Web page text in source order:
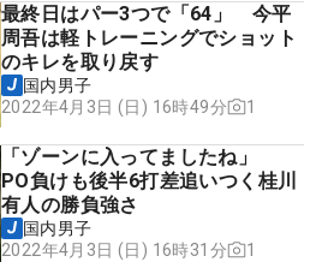
最終日はパー3つで「64」 今平
周吾は軽トレーニングでショット
のキレを取り戻す
国内男子
2022年4月3日 (日) 16時49分
1
「ゾーンに入ってましたね」
PO負けも後半6打差追いつく桂川
有人の勝負強さ
国内男子
2022年4月3日 (日) 16時31分
1